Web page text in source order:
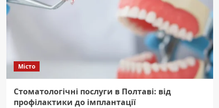
Місто
Стоматологічні послуги в Полтаві: від
профілактики до імплантації